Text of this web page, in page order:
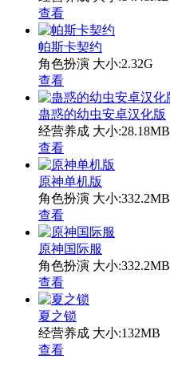
查看
帕斯卡契约
角色扮演 大小:2.32G
查看
蛊惑的幼虫安卓汉化版
经营养成 大小:28.18MB
查看
原神单机版
角色扮演 大小:332.2MB
查看
原神国际服
角色扮演 大小:332.2MB
查看
夏之锁
经营养成 大小:132MB
查看